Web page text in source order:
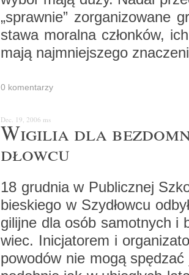
„spraw­nie” zor­ga­ni­zo­wa­ne
sta­wa mo­ral­na człon­ków,
mają naj­mniej­sze­go
0 ko­men­ta­rzy
Dec. 19, 2006 ms
Wi­gi­lia dla
dłow­cu
18 grud­nia w Pu­blicz­nej
bie­skie­go w Szy­dłow­cu
gi­lij­ne dla osób sa­mot­nych i
wiec. Ini­cja­to­rem i
po­wo­dów nie mogą